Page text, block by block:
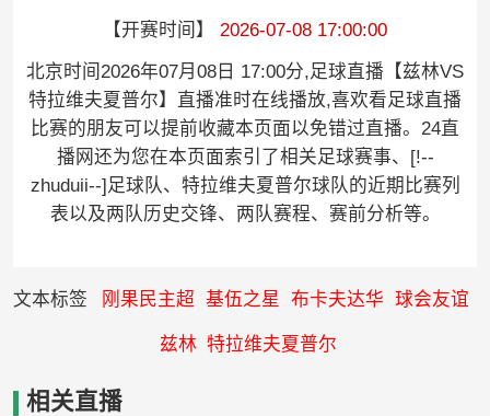
【开赛时间】
2026-07-08 17:00:00
北京时间2026年07月08日 17:00分,足球直播【兹林VS
特拉维夫夏普尔】直播准时在线播放,喜欢看足球直播
比赛的朋友可以提前收藏本页面以免错过直播。24直
播网还为您在本页面索引了相关足球赛事、[!--
zhuduii--]足球队、特拉维夫夏普尔球队的近期比赛列
表以及两队历史交锋、两队赛程、赛前分析等。
文本标签 刚果民主超 基伍之星 布卡夫达华 球会友谊
兹林 特拉维夫夏普尔
相关直播